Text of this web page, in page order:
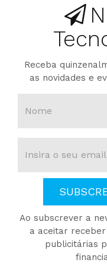
Receba
as novidades e
Ao subscrever a
a aceitar
publicitárias